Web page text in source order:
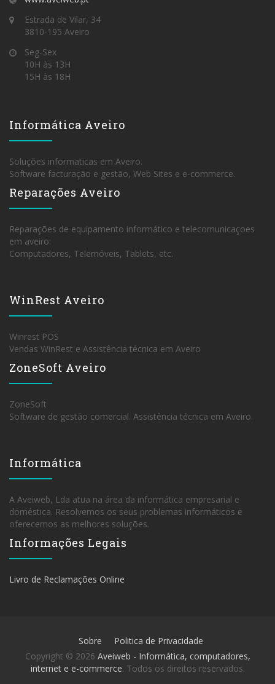
Estrada de Vilar, 34
3810-195 Aveiro
Seg-Sex
10H às 13H
15H às 18H
Informática Aveiro
Soluções informaticas em Aveiro.
Software facturação e gestão, Web Sites e e-commerce.
Reparações Aveiro
Reparações de equipamento informático e telecomunicaçoes
em aveiro:
Computadores, Telemóveis, Tablets, etc.
WinRest Aveiro
Winrest POS
Vendas WinRest e Assistência técnica em Aveiro
ZoneSoft Aveiro
ZoneSoft
Software de gestão comercial. Assistência técnica em Aveiro.
Informática
A Aveiweb, Lda atua na área da informática empresarial e
doméstica. Resolvemos os seus problemas informáticos e
oferecemos as melhores soluções.
Informações Legais
Livro de Reclamações Online
Sobre
Politica de Privacidade
Copyright © 2026 Aveiweb - Informática, computadores,
internet e e-commerce. Todos os direitos reservados.